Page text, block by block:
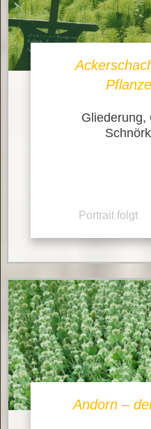
Gliederung,
Portrait folgt
Andorn –